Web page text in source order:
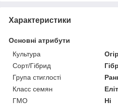
Характеристики
Основні атрибути
Культура
Сорт/Гібрид
Група стиглості
Класс семян
ГМО
Ні